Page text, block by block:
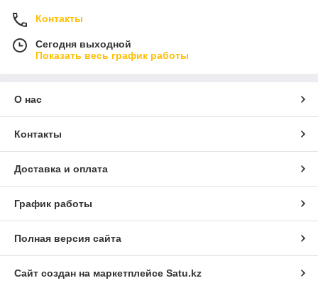
Контакты
Сегодня выходной
Показать весь график работы
О нас
Контакты
Доставка и оплата
График работы
Полная версия сайта
Сайт создан на маркетплейсе Satu.kz